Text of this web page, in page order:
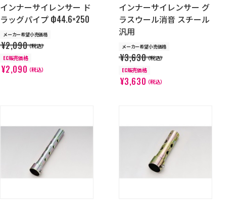
インナーサイレンサー ド
ラッグパイプ Ф44.6×250
メーカー希望小売価格
¥2,090（税込）
EC販売価格
¥2,090（税込）
インナーサイレンサー グ
ラスウール消音 スチール
汎用
メーカー希望小売価格
¥3,630（税込）
EC販売価格
¥3,630（税込）